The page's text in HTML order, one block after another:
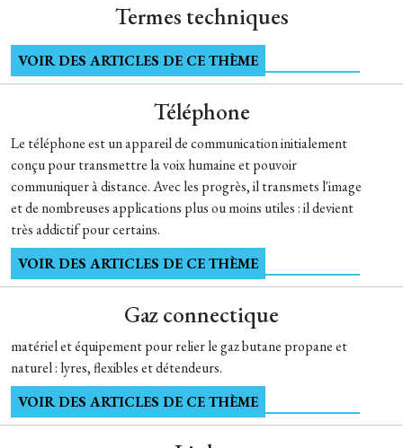
Termes techniques
VOIR DES ARTICLES DE CE THÈME
Téléphone
Le téléphone est un appareil de communication initialement
conçu pour transmettre la voix humaine et pouvoir
communiquer à distance. Avec les progrès, il transmets l'image
et de nombreuses applications plus ou moins utiles : il devient
très addictif pour certains.
VOIR DES ARTICLES DE CE THÈME
Gaz connectique
matériel et équipement pour relier le gaz butane propane et
naturel : lyres, flexibles et détendeurs.
VOIR DES ARTICLES DE CE THÈME